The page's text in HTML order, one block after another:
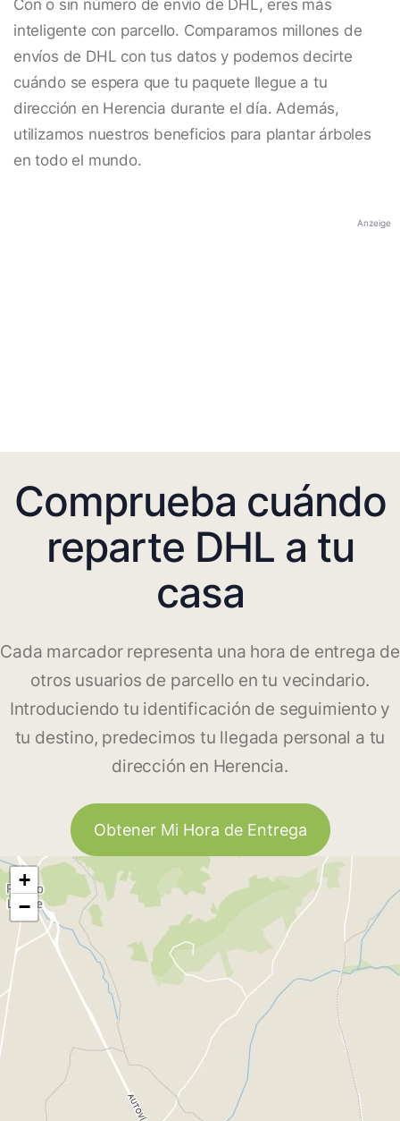
Con o sin número de envío de DHL, eres más
inteligente con parcello. Comparamos millones de
envíos de DHL con tus datos y podemos decirte
cuándo se espera que tu paquete llegue a tu
dirección en Herencia durante el día. Además,
utilizamos nuestros beneficios para plantar árboles
en todo el mundo.
Anzeige
Comprueba cuándo
reparte DHL a tu
casa
Cada marcador representa una hora de entrega de
otros usuarios de parcello en tu vecindario.
Introduciendo tu identificación de seguimiento y
tu destino, predecimos tu llegada personal a tu
dirección en Herencia.
Obtener Mi Hora de Entrega
+
−